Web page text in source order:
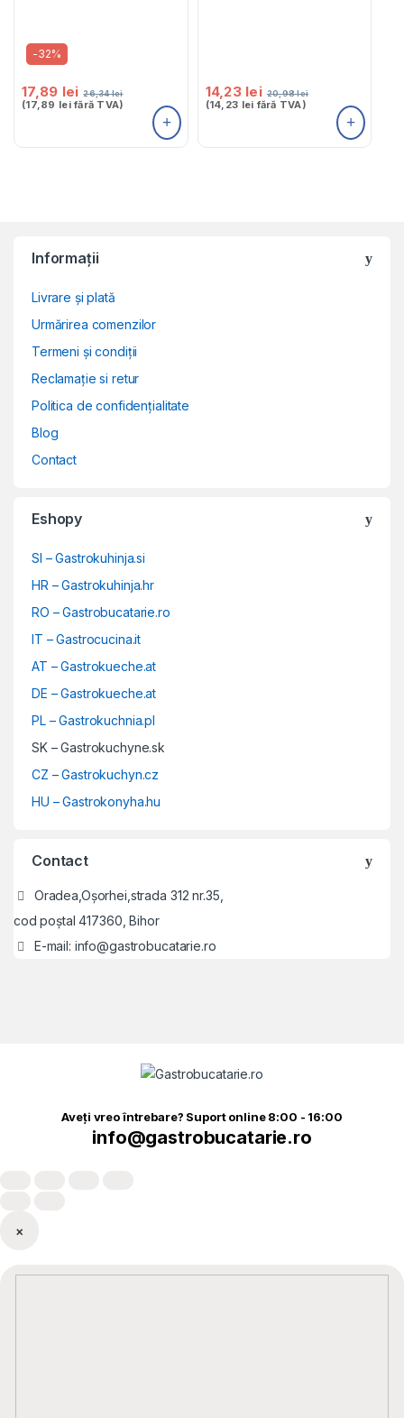
-32%
17,89 lei 26,34lei
(17,89 leifără TVA)
14,23 lei 20,98lei
(14,23 lei fără TVA)
Informații
Livrare și plată
Urmărirea comenzilor
Termeni și condiții
Reclamație si retur
Politica de confidențialitate
Blog
Contact
Eshopy
SI – Gastrokuhinja.si
HR – Gastrokuhinja.hr
RO – Gastrobucatarie.ro
IT – Gastrocucina.it
AT – Gastrokueche.at
DE – Gastrokueche.at
PL – Gastrokuchnia.pl
SK – Gastrokuchyne.sk
CZ – Gastrokuchyn.cz
HU – Gastrokonyha.hu
Contact
Oradea,Oșorhei,strada 312 nr.35,
cod poștal 417360, Bihor
E-mail: info@gastrobucatarie.ro
Aveți vreo întrebare? Suport online 8:00 - 16:00
info@gastrobucatarie.ro
×